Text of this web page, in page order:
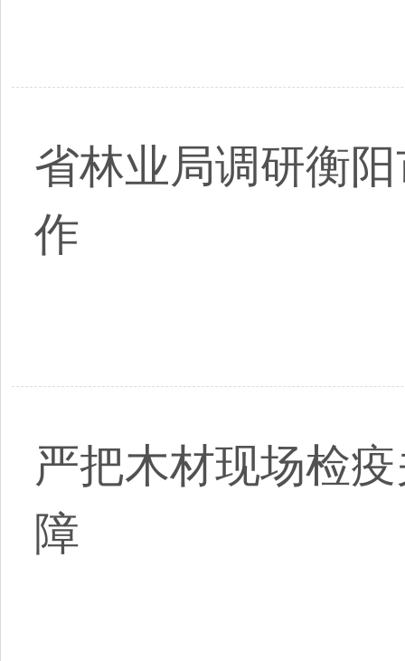
省林业局调研衡
作
严把木材现场检
障